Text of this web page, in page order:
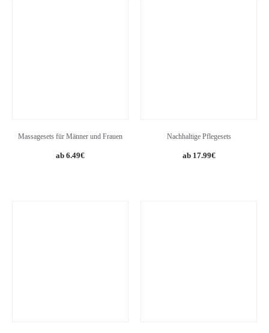
Massagesets für Männer und Frauen
6.49€
Nachhaltige Pflegesets
17.99€